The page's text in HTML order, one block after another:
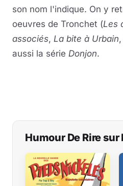
son nom l'indique. On y
oeuvres de Tronchet (Les
associés, La bite à Urbain,
aussi la série Donjon.
Humour De Rire